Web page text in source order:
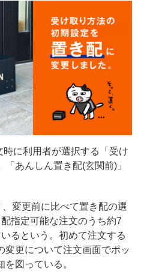
に利用者が選択する「受け
あんしん置き配(玄関前)」
変更前に比べて置き配の選
指定可能な注文のうち約7
るという。初めて注文する
変更について注文画面でポッ
図っている。